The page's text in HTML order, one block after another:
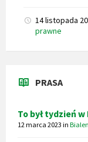
14 listopada
prawne
PRASA
To był tydzień
12 marca 2023 in